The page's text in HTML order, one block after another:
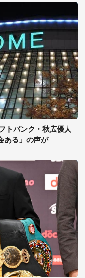
トバンク・秋広優人
ある」の声が